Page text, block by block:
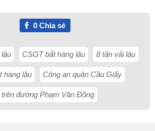
0Chia sẻ
CSGT bắt hàng lậu 8 tấn vải lậu
hàng lậu Công an quận Cầu Giấy
đường Phạm Văn Đồng